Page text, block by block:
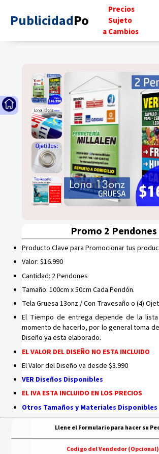
PublicidadPo
Precios
Sujeto
a Cambios
Promo 2 Pendones
Producto Clave para Promocionar tus
Valor: $16.990
Cantidad: 2 Pendones
Tamaño: 100cm x 50cm Cada Pendón.
Tela Gruesa 13onz / Con Travesaño o (4)
El Tiempo de entrega depende de la
momento de hacerlo, por lo general toma
Diseño ya esta elaborado.
EL VALOR DEL DISEÑO NO ESTA INCLUIDO
El Valor del Diseño va desde $3.990
VER Diseños Disponibles
EL IVA ESTA INCLUIDO EN LOS PRECIOS
Otros Tamaños y Materiales Disponibles
Llene el Formulario para hacer su
Codigo del Vendedor(Opcional)